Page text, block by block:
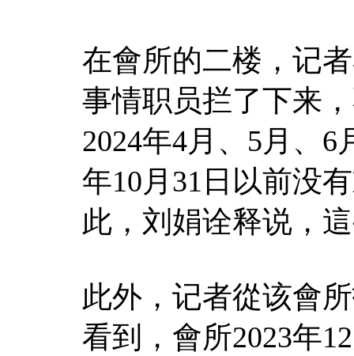
在會所的二楼，记
事情职员拦了下来
2024年4月、5月、
年10月31日以前没
此，刘娟诠释说，
此外，记者從该會
看到，會所2023年